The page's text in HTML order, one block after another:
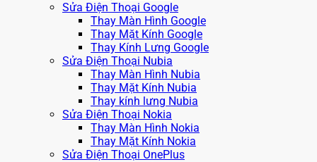
Sửa Điện Thoại Google
Thay Màn Hình Google
Thay Mặt Kính Google
Thay Kính Lưng Google
Sửa Điện Thoại Nubia
Thay Màn Hình Nubia
Thay Mặt Kính Nubia
Thay kính lưng Nubia
Sửa Điện Thoại Nokia
Thay Màn Hình Nokia
Thay Mặt Kính Nokia
Sửa Điện Thoại OnePlus